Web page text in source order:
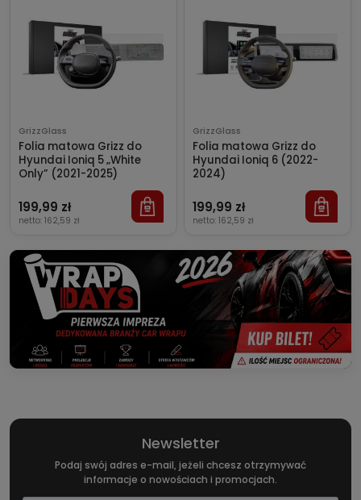
GrizzGlass
Folia matowa Grizz do
Hyundai Ioniq 5 „White
Only” (2021-2025)
199,99 zł
netto: 162,59 zł
GrizzGlass
Folia matowa Grizz do
Hyundai Ioniq 6 (2022-
2024)
199,99 zł
netto: 162,59 zł
Newsletter
Podaj swój adres e-mail, jeżeli chcesz otrzymywać
informacje o nowościach i promocjach.